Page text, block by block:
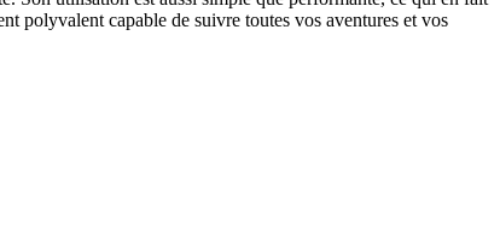
polyvalent capable de suivre toutes vos aventures et vos